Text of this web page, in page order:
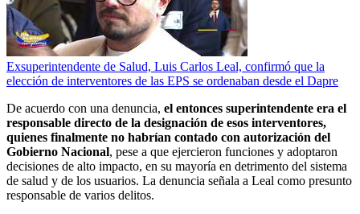
Exsuperintendente de Salud, Luis Carlos Leal, confirmó que la
elección de interventores de las EPS se ordenaban desde el Dapre
De acuerdo con una denuncia, el entonces superintendente era el
responsable directo de la designación de esos interventores,
quienes finalmente no habrían contado con autorización del
Gobierno Nacional, pese a que ejercieron funciones y adoptaron
decisiones de alto impacto, en su mayoría en detrimento del sistema
de salud y de los usuarios. La denuncia señala a Leal como presunto
responsable de varios delitos.